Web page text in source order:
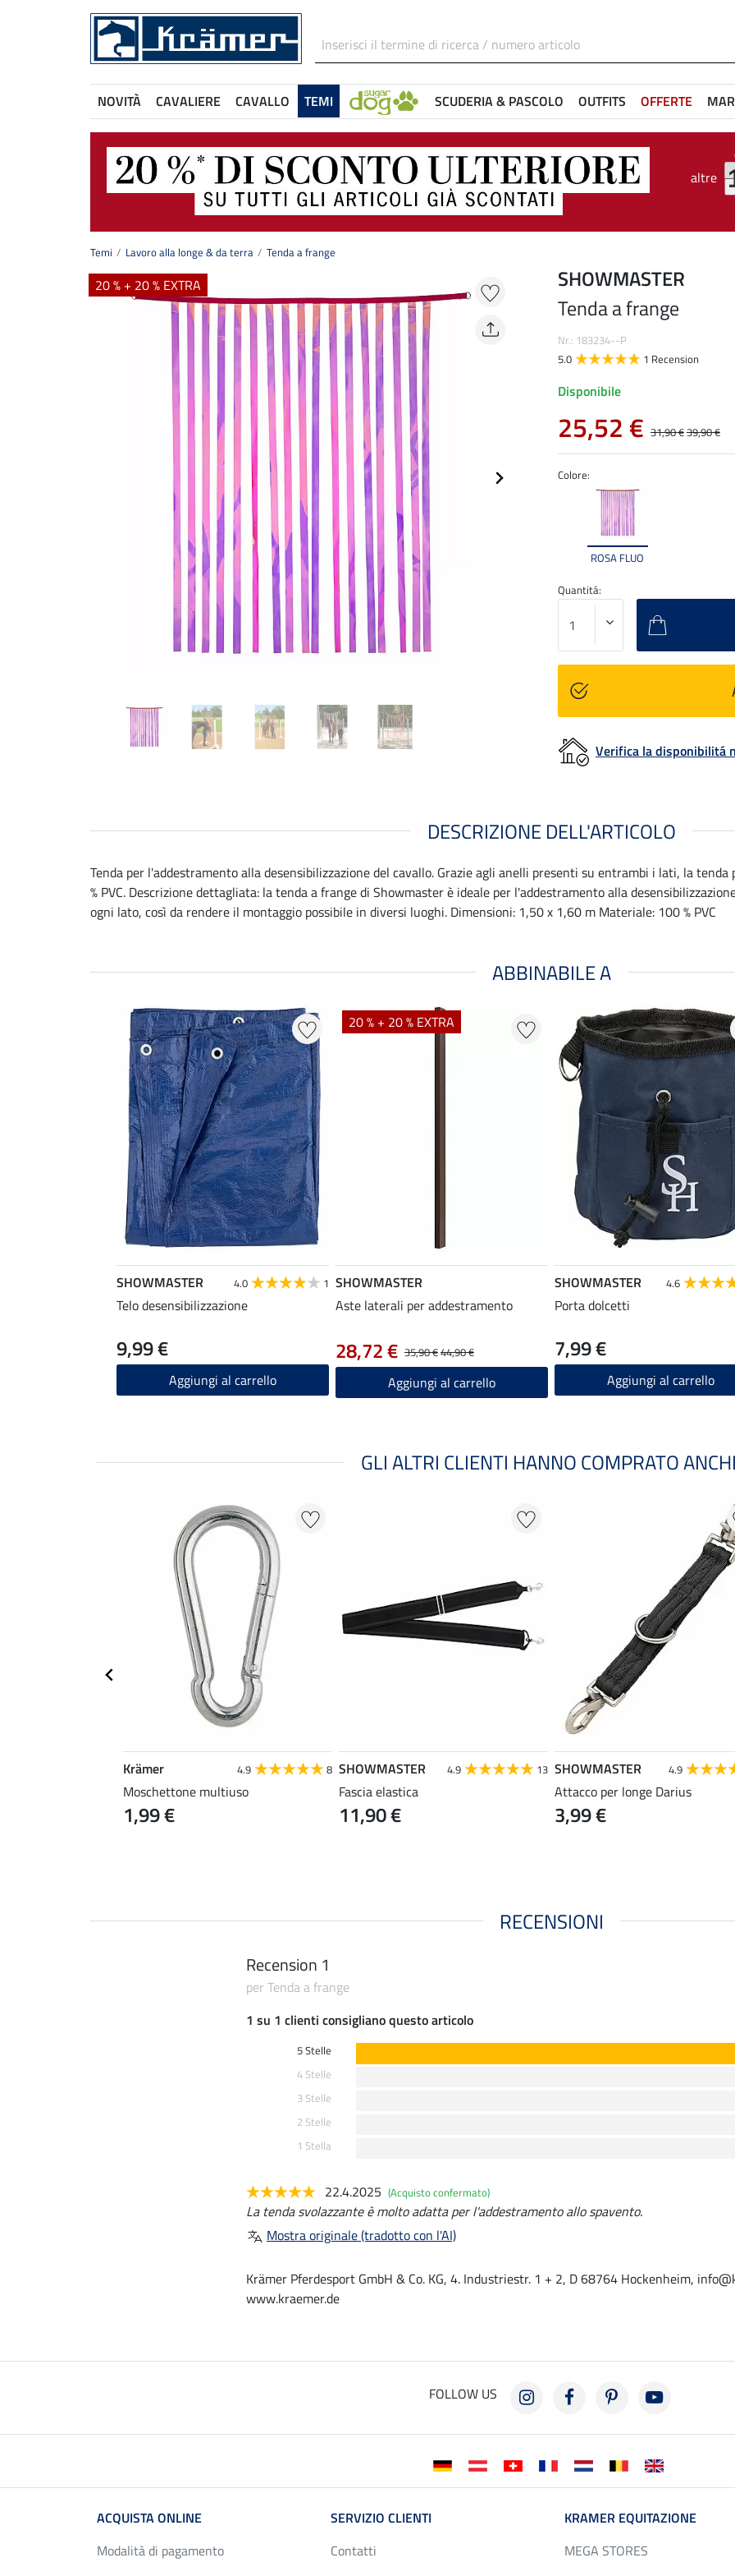
NOVITÀ CAVALIERE CAVALLO TEMI SCUDERIA & PASCOLO OUTFITS OFFERTE
altre
Temi Lavoro alla longe & da terra Tenda a frange
20 % + 20 % EXTRA
Colore:
ROSA FLUO
SHOWMASTER
Tenda a frange
Nr.: 183234--P
5.0
1 Recension
Disponibile
25,52 € 31,90 €39,90 €
Quantitá:
Verifica la disponibilitá
DESCRIZIONE DELL'ARTICOLO
Tenda per l'addestramento alla desensibilizzazione del cavallo. Grazie agli anelli presenti su entrambi i lati, la
% PVC. Descrizione dettagliata: la tenda a frange di Showmaster è ideale per l'addestramento alla
ogni lato, così da rendere il montaggio possibile in diversi luoghi. Dimensioni: 1,50 x 1,60 m Materiale: 100 % PVC
ABBINABILE A
SHOWMASTER 4.0 1
Telo desensibilizzazione
9,99 €
Aggiungi al carrello
20 % + 20 % EXTRA
SHOWMASTER
Aste laterali per addestramento
35,90 €44,90 €
28,72 €
Aggiungi al carrello
SHOWMASTER 4.6
Porta dolcetti
7,99 €
Aggiungi al carrello
GLI ALTRI CLIENTI HANNO COMPRATO
Krämer 4.9 8
Moschettone multiuso
1,99 €
SHOWMASTER 4.9 13
Fascia elastica
11,90 €
SHOWMASTER 4.9
Attacco per longe Darius
3,99 €
RECENSIONI
Recension 1
per Tenda a frange
1 su 1 clienti consigliano questo articolo
5 Stelle
4 Stelle
3 Stelle
2 Stelle
1 Stella
22.4.2025 (Acquisto confermato)
La tenda svolazzante è molto adatta per l'addestramento allo spavento.
Mostra originale (tradotto con l'AI)
Krämer Pferdesport GmbH & Co. KG, 4. Industriestr. 1 + 2, D 68764 Hockenheim,
www.kraemer.de
FOLLOW US
ACQUISTA ONLINE
Modalità di pagamento
SERVIZIO CLIENTI
Contatti
KRAMER EQUITAZIONE
MEGA STORES